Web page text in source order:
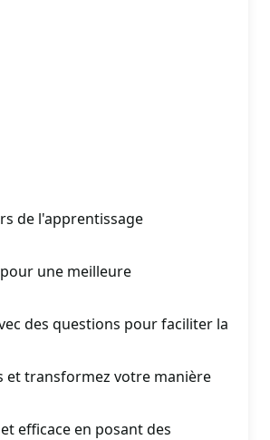
de l'apprentissage
une meilleure
des questions pour faciliter la
et transformez votre manière
efficace en posant des